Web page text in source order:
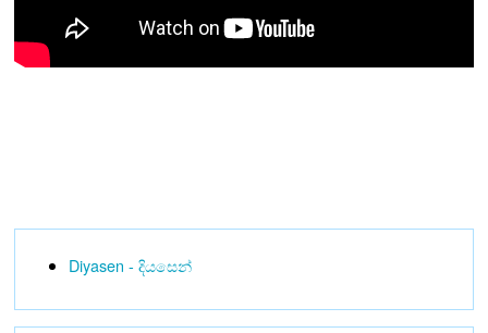
Diyasen - දියසෙන්